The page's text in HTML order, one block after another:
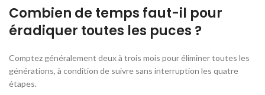
Combien de temps faut-il pour
éradiquer toutes les puces ?
Comptez généralement deux à trois mois pour éliminer toutes les
générations, à condition de suivre sans interruption les quatre
étapes.